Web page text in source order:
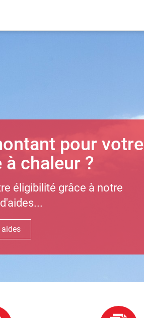
pour votre
à chaleur ?
éligibilité grâce à notre